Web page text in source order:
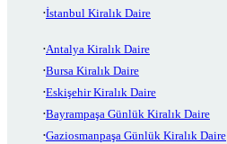
İstanbul Kiralık Daire
Antalya Kiralık Daire
Bursa Kiralık Daire
Eskişehir Kiralık Daire
Bayrampaşa Günlük Kiralık Daire
Gaziosmanpaşa Günlük Kiralık Daire